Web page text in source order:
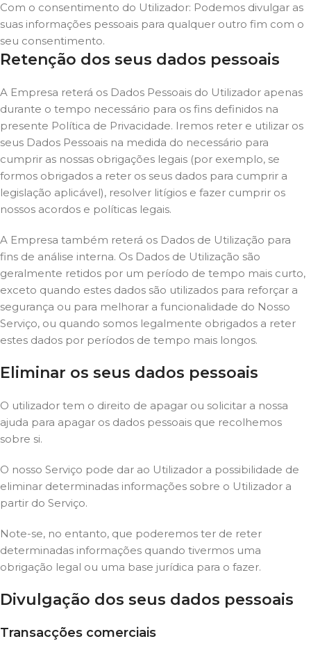
Com o consentimento do Utilizador: Podemos divulgar as
suas informações pessoais para qualquer outro fim com o
seu consentimento.
Retenção dos seus dados pessoais
A Empresa reterá os Dados Pessoais do Utilizador apenas
durante o tempo necessário para os fins definidos na
presente Política de Privacidade. Iremos reter e utilizar os
seus Dados Pessoais na medida do necessário para
cumprir as nossas obrigações legais (por exemplo, se
formos obrigados a reter os seus dados para cumprir a
legislação aplicável), resolver litígios e fazer cumprir os
nossos acordos e políticas legais.
A Empresa também reterá os Dados de Utilização para
fins de análise interna. Os Dados de Utilização são
geralmente retidos por um período de tempo mais curto,
exceto quando estes dados são utilizados para reforçar a
segurança ou para melhorar a funcionalidade do Nosso
Serviço, ou quando somos legalmente obrigados a reter
estes dados por períodos de tempo mais longos.
Eliminar os seus dados pessoais
O utilizador tem o direito de apagar ou solicitar a nossa
ajuda para apagar os dados pessoais que recolhemos
sobre si.
O nosso Serviço pode dar ao Utilizador a possibilidade de
eliminar determinadas informações sobre o Utilizador a
partir do Serviço.
Note-se, no entanto, que poderemos ter de reter
determinadas informações quando tivermos uma
obrigação legal ou uma base jurídica para o fazer.
Divulgação dos seus dados pessoais
Transacções comerciais